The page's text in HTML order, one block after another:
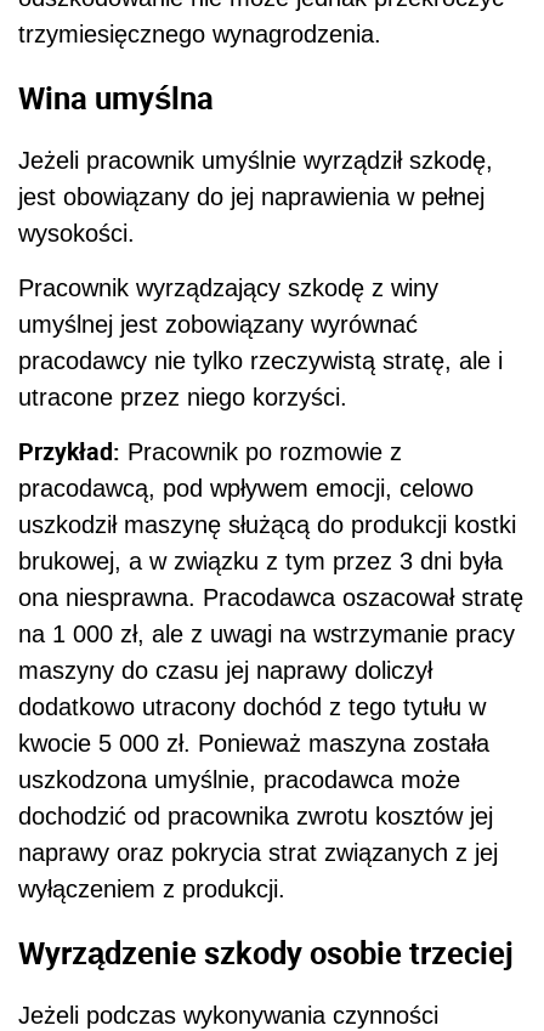
trzymiesięcznego wynagrodzenia.
Wina umyślna
Jeżeli pracownik umyślnie wyrządził szkodę,
jest obowiązany do jej naprawienia w pełnej
wysokości.
Pracownik wyrządzający szkodę z winy
umyślnej jest zobowiązany wyrównać
pracodawcy nie tylko rzeczywistą stratę, ale i
utracone przez niego korzyści.
Przykład: Pracownik po rozmowie z
pracodawcą, pod wpływem emocji, celowo
uszkodził maszynę służącą do produkcji kostki
brukowej, a w związku z tym przez 3 dni była
ona niesprawna. Pracodawca oszacował stratę
na 1 000 zł, ale z uwagi na wstrzymanie pracy
maszyny do czasu jej naprawy doliczył
dodatkowo utracony dochód z tego tytułu w
kwocie 5 000 zł. Ponieważ maszyna została
uszkodzona umyślnie, pracodawca może
dochodzić od pracownika zwrotu kosztów jej
naprawy oraz pokrycia strat związanych z jej
wyłączeniem z produkcji.
Wyrządzenie szkody osobie trzeciej
Jeżeli podczas wykonywania czynności